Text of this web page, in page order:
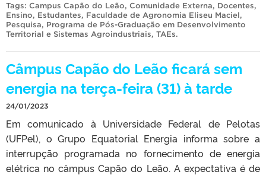
Tags: Campus Capão do Leão, Comunidade Externa, Docentes,
Ensino, Estudantes, Faculdade de Agronomia Eliseu Maciel,
Pesquisa, Programa de Pós-Graduação em Desenvolvimento
Territorial e Sistemas Agroindustriais, TAEs.
Câmpus Capão do Leão ficará sem
energia na terça-feira (31) à tarde
24/01/2023
Em comunicado à Universidade Federal de Pelotas
(UFPel), o Grupo Equatorial Energia informa sobre a
interrupção programada no fornecimento de energia
elétrica no câmpus Capão do Leão. A expectativa é de